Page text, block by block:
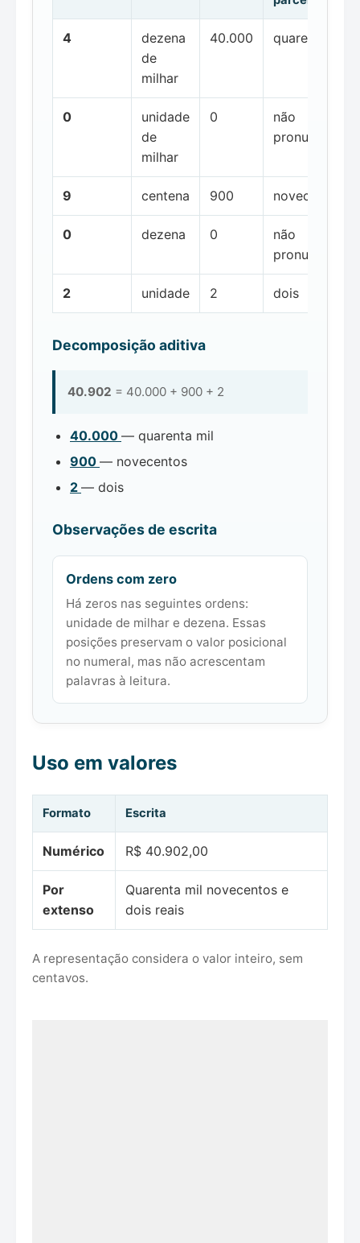
4
dezena
de
milhar
40.000 quarenta mil
0
unidade
de
milhar
0
não
pronunciada
9 centena 900 novecentos
0 dezena 0
não
pronunciada
2 unidade 2 dois
Decomposição aditiva
40.902 = 40.000 + 900 + 2
40.000 — quarenta mil
900 — novecentos
2 — dois
Observações de escrita
Ordens com zero
Há zeros nas seguintes ordens:
unidade de milhar e dezena. Essas
posições preservam o valor posicional
no numeral, mas não acrescentam
palavras à leitura.
Uso em valores
Formato Escrita
Numérico R$ 40.902,00
Por
extenso
Quarenta mil novecentos e
dois reais
A representação considera o valor inteiro, sem
centavos.